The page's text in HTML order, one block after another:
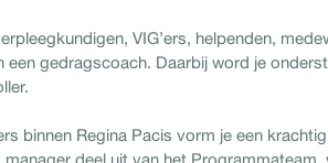
VIG’ers, helpenden,
een gedragscoach. Daarbij word je
binnen Regina Pacis vorm je een
deel uit van het